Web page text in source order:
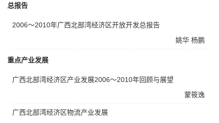
总报告
姚华 杨鹏
2006～2010年广西北部湾经济区开放开发总报告
重点产业发展
蒙筱逸
广西北部湾经济区产业发展2006～2010年回顾与展望
广西北部湾经济区物流产业发展